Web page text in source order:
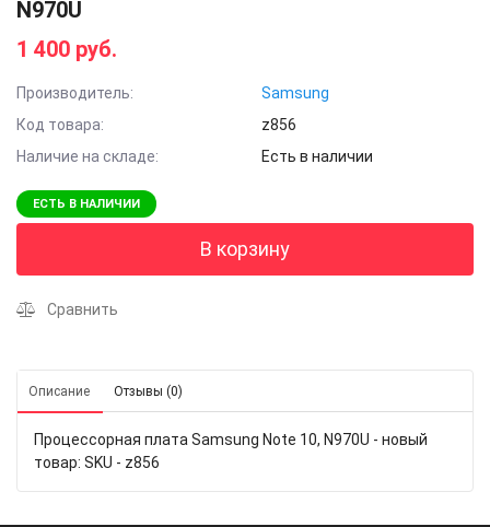
N970U
1 400 руб.
Производитель:
Samsung
Код товара:
z856
Наличие на складе:
Есть в наличии
ЕСТЬ В НАЛИЧИИ
В корзину
Сравнить
Описание Отзывы (0)
Процессорная плата Samsung Note 10, N970U - новый
товар: SKU - z856